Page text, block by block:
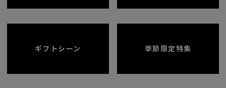
ギフトシーン 季節限定特集